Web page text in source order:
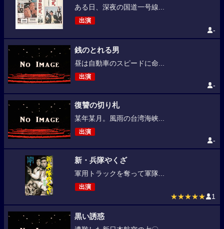
ある日、深夜の国道一号線...
出演
-
銭のとれる男
昼は自動車のスピードに命...
出演
-
復讐の切り札
某年某月。風雨の台湾海峡...
出演
-
新・兵隊やくざ
軍用トラックを奪って軍隊...
出演
★★★★★ 1
黒い誘惑